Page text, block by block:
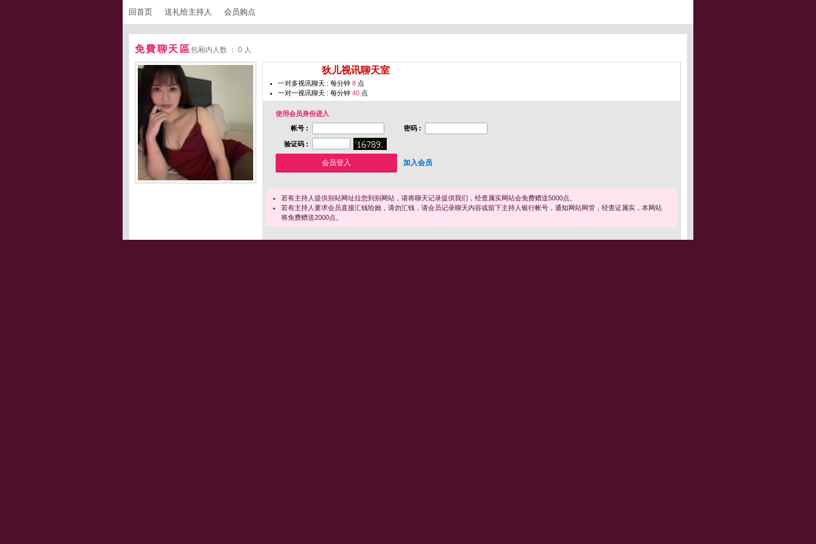
回首页 送礼给主持人 会员购点
免費聊天區包厢内人数 ： 0 人
狄儿视讯聊天室
一对多视讯聊天 : 每分钟 8 点
一对一视讯聊天 : 每分钟 40 点
使用会员身份进入
帐号 :
密码 :
验证码 :
加入会员
若有主持人提供别站网址拉您到别网站，请将聊天记录提供我们，经查属实网站会免费赠送5000点。
若有主持人要求会员直接汇钱给她，请勿汇钱，请会员记录聊天内容或留下主持人银行帐号，通知网站网管，经查证属实，本网站
将免费赠送2000点。